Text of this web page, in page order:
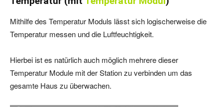
Mithilfe des Temperatur Moduls lässt sich logischerweise die
Temperatur messen und die Luftfeuchtigkeit.
Hierbei ist es natürlich auch möglich mehrere dieser
Temperatur Module mit der Station zu verbinden um das
gesamte Haus zu überwachen.